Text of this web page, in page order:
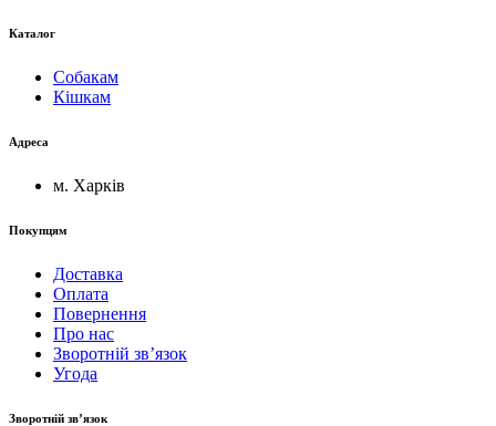
Каталог
Собакам
Кішкам
Адреса
м. Харків
Покупцям
Доставка
Оплата
Повернення
Про нас
Зворотній зв’язок
Угода
Зворотній зв’язок